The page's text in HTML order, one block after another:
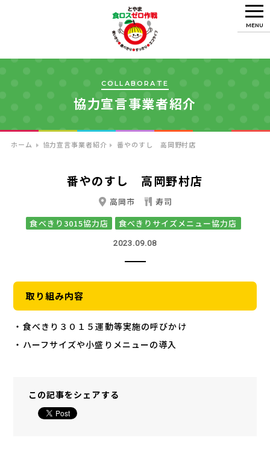
MENU
COLLABORATE
協力宣言事業者紹介
ホーム 協力宣言事業者紹介 番やのすし 高岡野村店
番やのすし 高岡野村店
高岡市
寿司
食べきり3015協力店
食べきりサイズメニュー協力店
2023.09.08
取り組み内容
・食べきり３０１５運動等実施の呼びかけ
・ハーフサイズや小盛りメニューの導入
この記事をシェアする